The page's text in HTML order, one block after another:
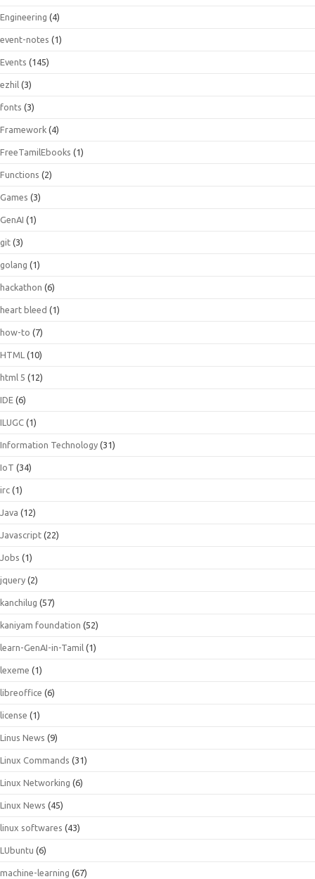
Engineering (4)
event-notes (1)
Events (145)
ezhil (3)
fonts (3)
Framework (4)
FreeTamilEbooks (1)
Functions (2)
Games (3)
GenAI (1)
git (3)
golang (1)
hackathon (6)
heart bleed (1)
how-to (7)
HTML (10)
html 5 (12)
IDE (6)
ILUGC (1)
Information Technology (31)
IoT (34)
irc (1)
Java (12)
Javascript (22)
Jobs (1)
jquery (2)
kanchilug (57)
kaniyam foundation (52)
learn-GenAI-in-Tamil (1)
lexeme (1)
libreoffice (6)
license (1)
Linus News (9)
Linux Commands (31)
Linux Networking (6)
Linux News (45)
linux softwares (43)
LUbuntu (6)
machine-learning (67)